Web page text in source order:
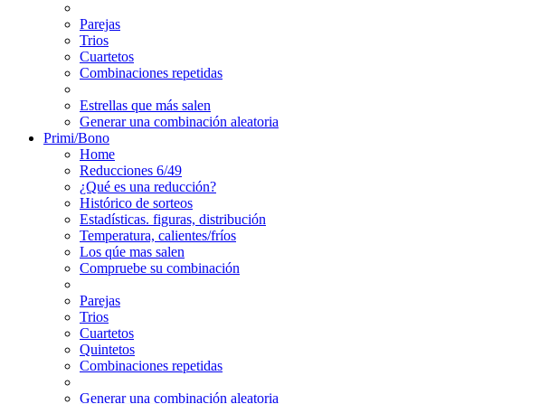
Parejas
Trios
Cuartetos
Combinaciones repetidas
Estrellas que más salen
Generar una combinación aleatoria
Primi/Bono
Home
Reducciones 6/49
¿Qué es una reducción?
Histórico de sorteos
Estadísticas. figuras, distribución
Temperatura, calientes/fríos
Los qúe mas salen
Compruebe su combinación
Parejas
Trios
Cuartetos
Quintetos
Combinaciones repetidas
Generar una combinación aleatoria